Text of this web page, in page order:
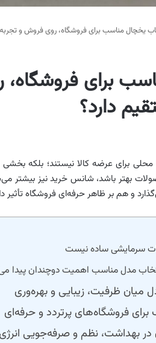
یخچال مناسب برای فروشگاه، روی فروش و
برای
دارد؟
برای عرضه کالا نیستند؛ بلکه
بهتر باشد، شانس خرید نیز بیشتر
و هم بر ظاهر حرفه‌ای فروشگاه تأثیر
سرمایشی ساده نیست
مدل مناسب اهمیت دوچندان پیدا
ظرفیت، زیبایی و بهره‌وری
فروشگاه‌های پرتردد و حرفه‌ای
بهداشت، نظم و صرفه‌جویی